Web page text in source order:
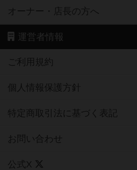
オーナー・店長の方へ
運営者情報
ご利用規約
個人情報保護方針
特定商取引法に基づく表記
お問い合わせ
公式X